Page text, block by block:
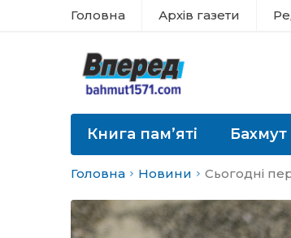
Головна Архів газети
Книга пам’яті Бахмут
Головна Новини Сьогодні